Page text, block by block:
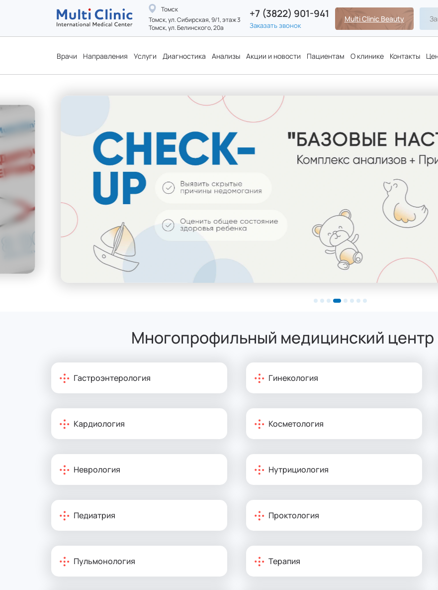
Томск
Томск, ул. Сибирская, 9/1, этаж 3
Томск, ул. Белинского, 20а
+7 (3822) 901-941
Заказать звонок
Multi Clinic Beauty
Врачи Направления Услуги Диагностика Анализы Акции и новости Пациентам О клинике Контакты
Многопрофильный медицинский центр
Гастроэнтерология Гинекология
Кардиология Косметология
Неврология Нутрициология
Педиатрия Проктология
Пульмонология Терапия